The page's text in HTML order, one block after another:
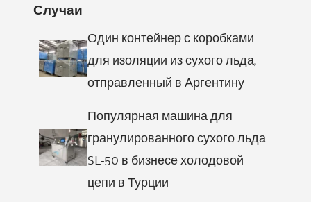
Случаи
Один контейнер с коробками
для изоляции из сухого льда,
отправленный в Аргентину
Популярная машина для
гранулированного сухого льда
SL-50 в бизнесе холодовой
цепи в Турции